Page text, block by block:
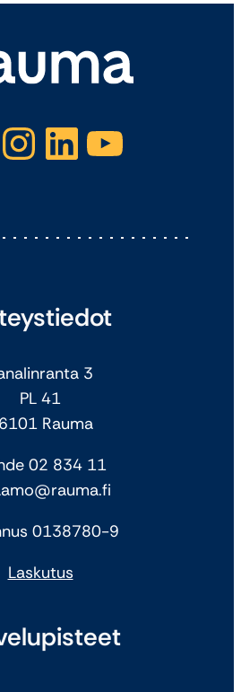
Instagram LinkedIn YouTube
3
PL 41
Rauma
02 834 11
0138780-9
Laskutus